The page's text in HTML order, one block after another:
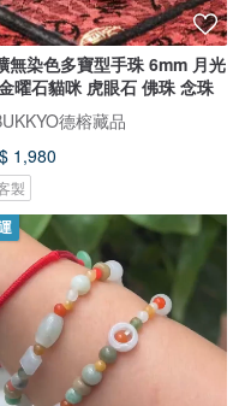
無染色多寶型手珠 6mm 月光
曜石貓咪 虎眼石 佛珠 念珠
德榕藏品
1,980
製